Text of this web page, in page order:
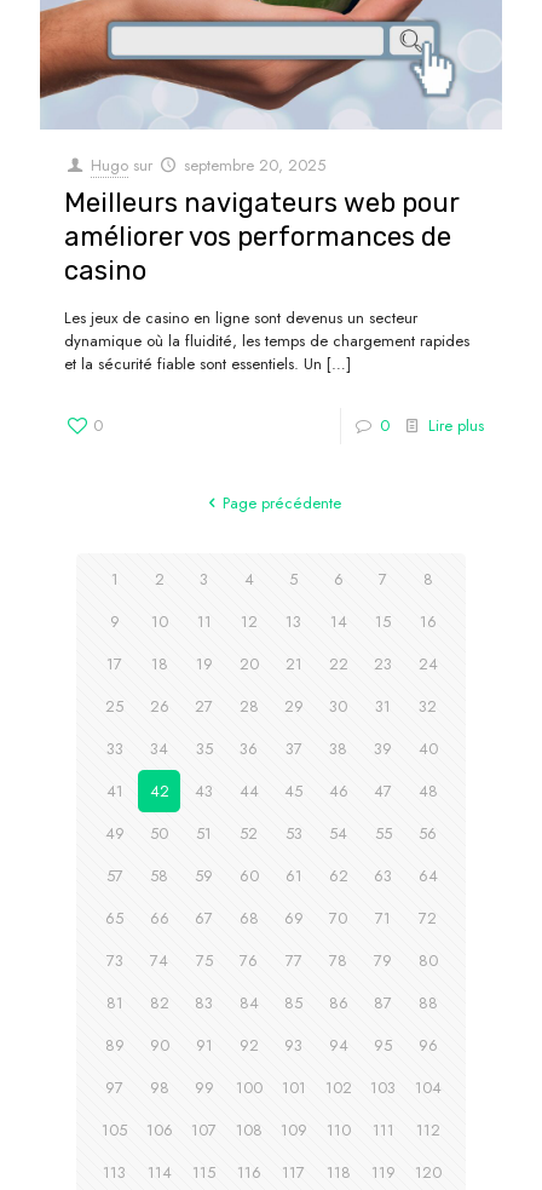
Hugo sur septembre 20, 2025
Meilleurs navigateurs web pour
améliorer vos performances de
casino
Les jeux de casino en ligne sont devenus un secteur
dynamique où la fluidité, les temps de chargement rapides
et la sécurité fiable sont essentiels. Un […]
0 0 Lire plus
Page précédente
1 2 3 4 5 6 7
8
9
10 11 12 13 14 15
16
17
18 19 20 21 22 23
24
25
26 27 28 29 30 31
32
33
34 35 36 37 38 39
40
41
42 43 44 45 46 47
48
49
50 51 52 53 54 55
56
57
58 59 60 61 62 63
64
65
66 67 68 69 70 71
72
73
74 75 76 77 78 79
80
81
82 83 84 85 86 87
88
89
90 91 92 93 94 95
96
97
98 99 100 101 102 103
104
105
106 107 108 109 110 111
112
113
114 115 116 117 118 119 120